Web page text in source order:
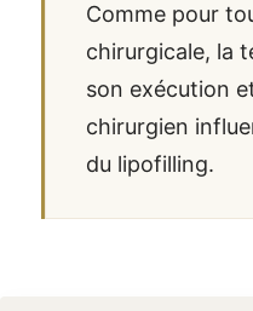
Comme pour
chirurgicale, la
son exécution
chirurgien
du lipofilling.